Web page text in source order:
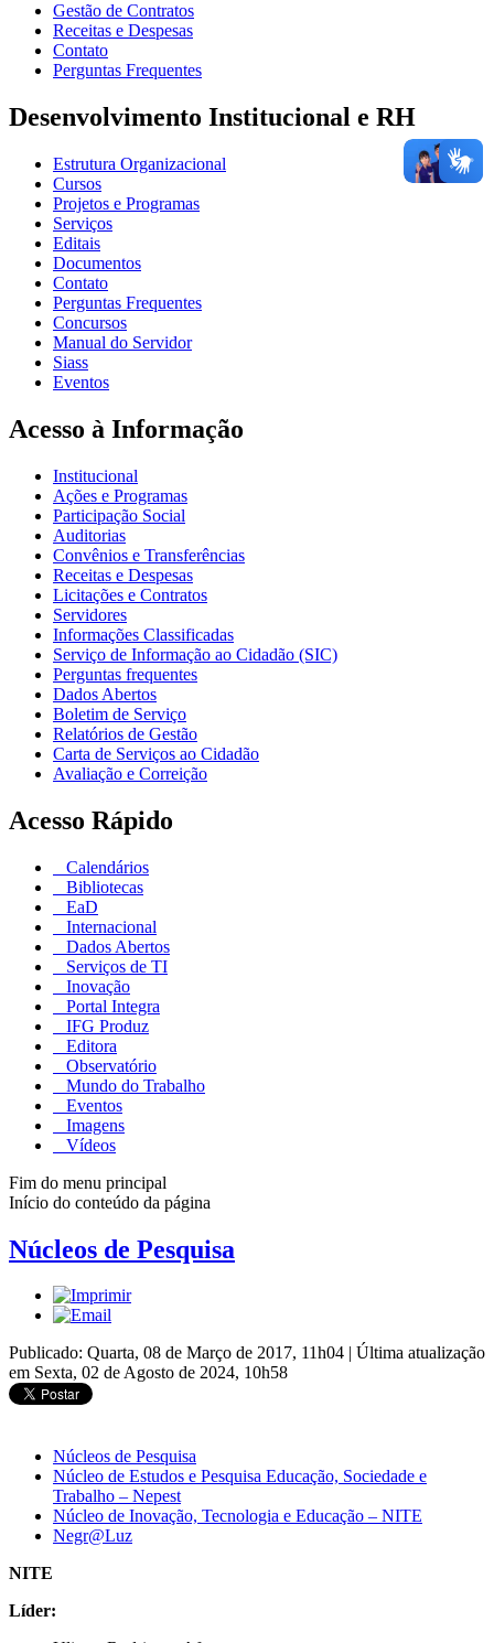
Gestão de Contratos
Receitas e Despesas
Contato
Perguntas Frequentes
Desenvolvimento Institucional e RH
Estrutura Organizacional
Cursos
Projetos e Programas
Serviços
Editais
Documentos
Contato
Perguntas Frequentes
Concursos
Manual do Servidor
Siass
Eventos
Acesso à Informação
Institucional
Ações e Programas
Participação Social
Auditorias
Convênios e Transferências
Receitas e Despesas
Licitações e Contratos
Servidores
Informações Classificadas
Serviço de Informação ao Cidadão (SIC)
Perguntas frequentes
Dados Abertos
Boletim de Serviço
Relatórios de Gestão
Carta de Serviços ao Cidadão
Avaliação e Correição
Acesso Rápido
Calendários
Bibliotecas
EaD
Internacional
Dados Abertos
Serviços de TI
Inovação
Portal Integra
IFG Produz
Editora
Observatório
Mundo do Trabalho
Eventos
Imagens
Vídeos
Fim do menu principal
Início do conteúdo da página
Núcleos de Pesquisa
Publicado: Quarta, 08 de Março de 2017, 11h04 | Última atualização
em Sexta, 02 de Agosto de 2024, 10h58
Núcleos de Pesquisa
Núcleo de Estudos e Pesquisa Educação, Sociedade e
Trabalho – Nepest
Núcleo de Inovação, Tecnologia e Educação – NITE
Negr@Luz
NITE
Líder: